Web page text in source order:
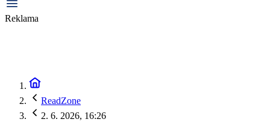
Reklama
ReadZone
2. 6. 2026, 16:26